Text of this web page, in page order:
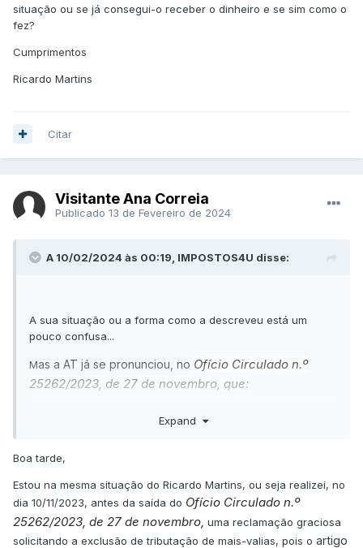
situação ou se já consegui-o receber o dinheiro e se sim como o
fez?
Cumprimentos
Ricardo Martins
Citar
Visitante Ana Correia
Publicado 13 de Fevereiro de 2024
A 10/02/2024 às 00:19, IMPOSTOS4U disse:
A sua situação ou a forma como a descreveu está um
pouco confusa...
Mas a AT já se pronunciou, no Ofício Circulado n.º
25262/2023, de 27 de novembro, que:
o regime previsto nos n.ºs 1 a 5 deste artigo
01.01.2022
transmissões efetuadas desde aquela data e até
31.12.2024 , sendo por isso um regime temporário,
transitório.
Expand
Boa tarde,
Estou na mesma situação do Ricardo Martins, ou seja realizei, no
dia 10/11/2023, antes da saída do Ofício Circulado n.º
25262/2023, de 27 de novembro, uma reclamação graciosa
solicitando a exclusão de tributação de mais-valias, pois o artigo